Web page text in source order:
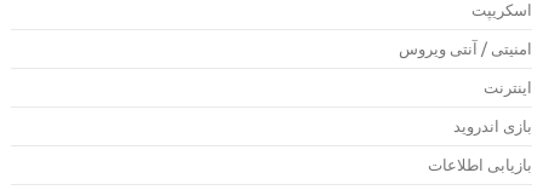
/ آنتی ویروس
اندروید
اطلاعات